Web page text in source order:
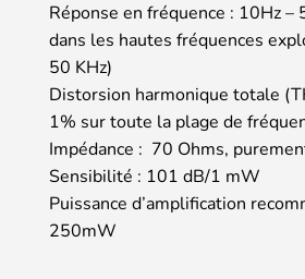
Réponse en fréquence : 10Hz –
dans les hautes fréquences
50 KHz)
Distorsion harmonique totale
1% sur toute la plage de
Impédance : 70 Ohms,
Sensibilité : 101 dB/1 mW
Puissance d’amplification
250mW